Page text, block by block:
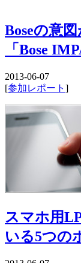
Boseの意
「Bose
2013-06-07
[参加レポート ]
スマホ用
いる5つの